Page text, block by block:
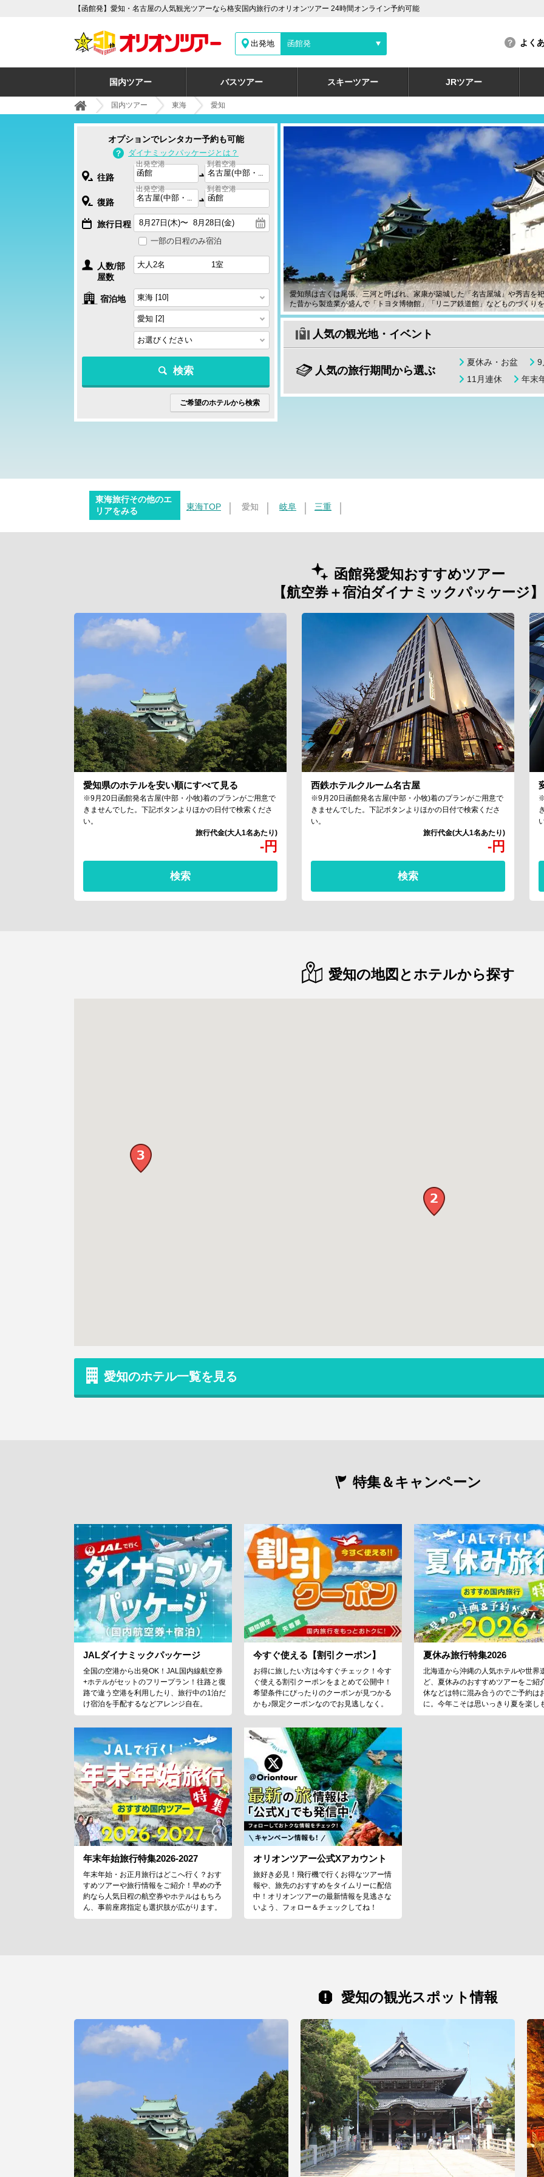
【函館発】愛知・名古屋の人気観光ツアーなら格安国内旅行のオリオンツアー 24時間オンライン予約可能
出発地 函館発 よく
国内ツアー バスツアー スキーツアー JRツアー
国内ツアー 東海 愛知
愛知県は古くは尾張、三河と呼ばれ、家康が築城した「名古屋城」や秀吉を
た昔から製造業が盛んで「トヨタ博物館」「リニア鉄道館」などものづくり
人気の観光地・イベント
人気の旅行期間から選ぶ
夏休み・お盆
9
11月連休
年末
オプションでレンタカー予約も可能
ダイナミックパッケージとは？
往路
出発空港 到着空港
復路
出発空港 到着空港
旅行日程
一部の日程のみ宿泊
人数/部
屋数
宿泊地
検索
ご希望のホテルから検索
東海旅行その他のエ
リアをみる
東海TOP 愛知 岐阜 三重
函館発愛知おすすめツアー
【航空券＋宿泊ダイナミックパッケージ】
愛知県のホテルを安い順にすべて見る
-円
※9月20日函館発名古屋(中部・小牧)着のプランがご用意で
きませんでした。下記ボタンよりほかの日付で検索くださ
い。
検索
西鉄ホテルクルーム名古屋
-円
※9月20日函館発名古屋(中部・小牧)着のプランがご用意で
きませんでした。下記ボタンよりほかの日付で検索くださ
い。
検索
愛知の地図とホテルから探す
愛知のホテル一覧を見る
特集＆キャンペーン
JALダイナミックパッケージ
全国の空港から出発OK！JAL国内線航空券
+ホテルがセットのフリープラン！往路と復
路で違う空港を利用したり、旅行中の1泊だ
け宿泊を手配するなどアレンジ自在。
今すぐ使える【割引クーポン】
お得に旅したい方は今すぐチェック！今す
ぐ使える割引クーポンをまとめて公開中！
希望条件にぴったりのクーポンが見つかる
かも♪限定クーポンなのでお見逃しなく。
夏休み旅行特集2026
北海道から沖縄の人気ホテルや世界
ど、夏休みのおすすめツアーをご紹
休などは特に混み合うのでご予約は
に。今年こそは思いっきり夏を楽し
年末年始旅行特集2026-2027
年末年始・お正月旅行はどこへ行く？おす
すめツアーや旅行情報をご紹介！早めの予
約なら人気日程の航空券やホテルはもちろ
ん、事前座席指定も選択肢が広がります。
オリオンツアー公式Xアカウント
旅好き必見！飛行機で行くお得なツアー情
報や、旅先のおすすめをタイムリーに配信
中！オリオンツアーの最新情報を見逃さな
いよう、フォロー＆チェックしてね！
愛知の観光スポット情報